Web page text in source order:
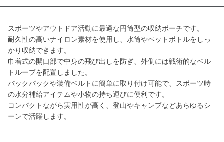
スポーツやアウトドア活動に最適な円筒型の収納ポーチです。
耐久性の高いナイロン素材を使用し、水筒やペットボトルをしっ
かり収納できます。
巾着式の開口部で中身の飛び出しを防ぎ、外側には戦術的なベル
トループを配置しました。
バックパックや装備ベルトに簡単に取り付け可能で、スポーツ時
の水分補給アイテムや小物の持ち運びに便利です。
コンパクトながら実用性が高く、登山やキャンプなどあらゆるシ
ーンで活躍します。